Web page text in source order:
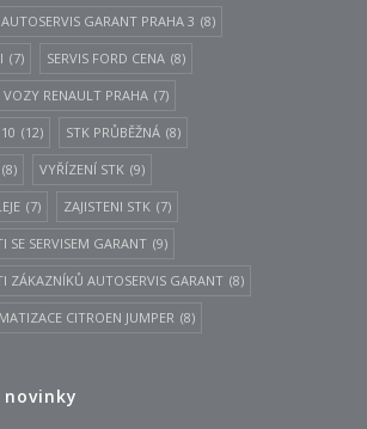
AUTOSERVIS GARANT PRAHA 3 (8)
(7) SERVIS FORD CENA (8)
VOZY RENAULT PRAHA (7)
(12) STK PRŮBĚŽNÁ (8)
(8) VYŘÍZENÍ STK (9)
(7) ZAJISTENI STK (7)
SE SERVISEM GARANT (9)
ZÁKAZNÍKŮ AUTOSERVIS GARANT (8)
CITROEN JUMPER (8)
novinky